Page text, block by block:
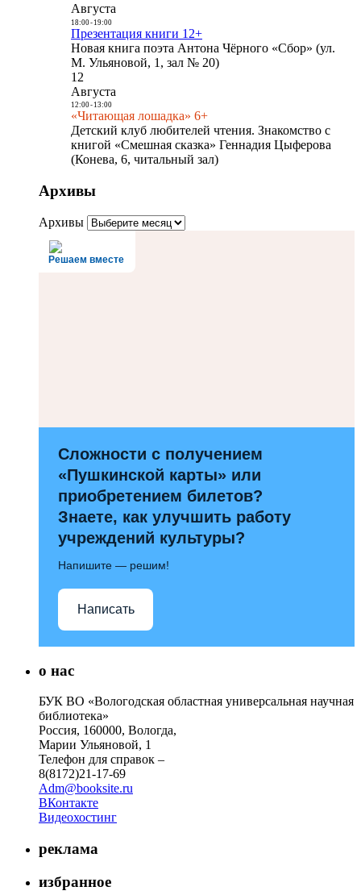
Августа
18:00- 19:00
Презентация книги 12+
Новая книга поэта Антона Чёрного «Сбор» (ул.
М. Ульяновой, 1, зал № 20)
12
Августа
12:00- 13:00
«Читающая лошадка» 6+
Детский клуб любителей чтения. Знакомство с
книгой «Смешная сказка» Геннадия Цыферова
(Конева, 6, читальный зал)
Архивы
Архивы
Решаем вместе
Сложности с получением
«Пушкинской карты» или
приобретением билетов?
Знаете, как улучшить работу
учреждений культуры?
Напишите — решим!
Написать
о нас
БУК ВО «Вологодская областная универсальная научная
библиотека»
Россия, 160000, Вологда,
Марии Ульяновой, 1
Телефон для справок –
8(8172)21-17-69
Adm@booksite.ru
ВКонтакте
Видеохостинг
реклама
избранное